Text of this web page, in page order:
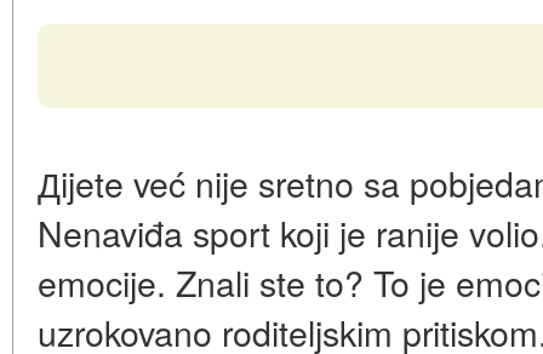
Дijete već nije sretno sa
Nenaviđa sport koji je ranije
emocije. Znali ste to? To je
uzrokovano roditeljskim